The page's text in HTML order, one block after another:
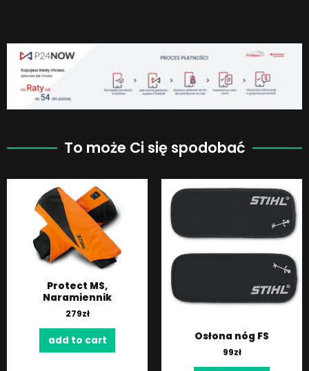
To może Ci się spodobać
Protect MS,
Naramiennik
279zł
add to cart Osłona nóg FS
99zł